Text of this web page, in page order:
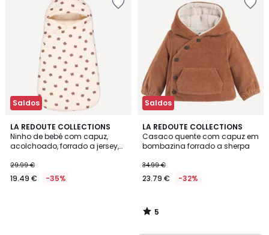
Saldos
LA REDOUTE COLLECTIONS
Ninho de bebé com capuz,
acolchoado, forrado a jersey,
29.99 €
19.49 € -35%
Saldos
LA REDOUTE COLLECTIONS
Casaco quente com capuz em
bombazina forrado a sherpa
34.99 €
23.79 € -32%
5
/
5
5
/